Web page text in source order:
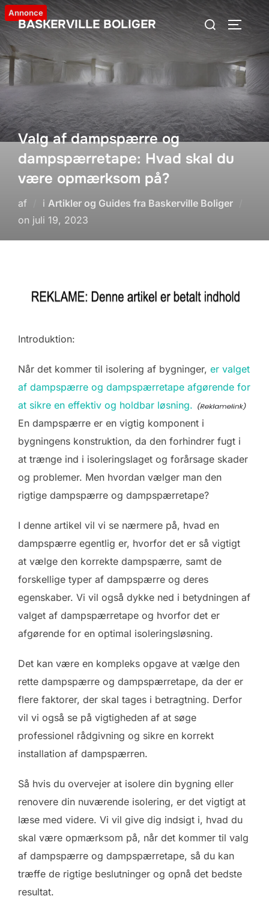
Videre
til
indhold
BASKERVILLE BOLIGER
Søg
SLÅ
Annonce
Valg af dampspærre og
dampspærretape: Hvad skal du
være opmærksom på?
af i Artikler og Guides fra Baskerville Boliger
on Udgivet
juli 19, 2023
Introduktion:
Når det kommer til isolering af bygninger, er valget
af dampspærre og dampspærretape afgørende for
at sikre en effektiv og holdbar løsning.
En dampspærre er en vigtig komponent i
bygningens konstruktion, da den forhindrer fugt i
at trænge ind i isoleringslaget og forårsage skader
og problemer. Men hvordan vælger man den
rigtige dampspærre og dampspærretape?
I denne artikel vil vi se nærmere på, hvad en
dampspærre egentlig er, hvorfor det er så vigtigt
at vælge den korrekte dampspærre, samt de
forskellige typer af dampspærre og deres
egenskaber. Vi vil også dykke ned i betydningen af
valget af dampspærretape og hvorfor det er
afgørende for en optimal isoleringsløsning.
Det kan være en kompleks opgave at vælge den
rette dampspærre og dampspærretape, da der er
flere faktorer, der skal tages i betragtning. Derfor
vil vi også se på vigtigheden af at søge
professionel rådgivning og sikre en korrekt
installation af dampspærren.
Så hvis du overvejer at isolere din bygning eller
renovere din nuværende isolering, er det vigtigt at
læse med videre. Vi vil give dig indsigt i, hvad du
skal være opmærksom på, når det kommer til valg
af dampspærre og dampspærretape, så du kan
træffe de rigtige beslutninger og opnå det bedste
resultat.